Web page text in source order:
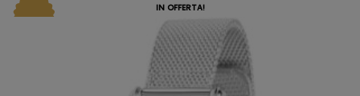
IN OFFERTA!